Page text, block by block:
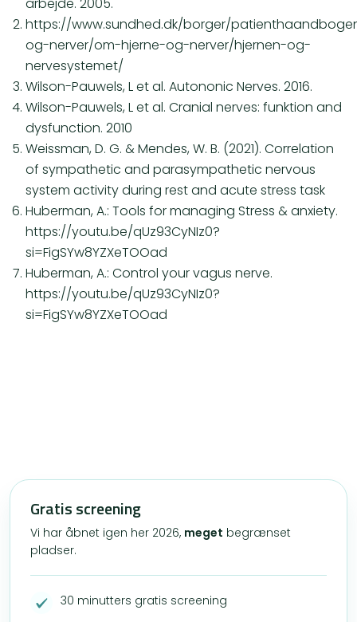
arbejde. 2005.
https://www.sundhed.dk/borger/
og-nerver/om-hjerne-og-nerver/hjernen-og-
nervesystemet/
Wilson-Pauwels, L et al. Autononic Nerves. 2016.
Wilson-Pauwels, L et al. Cranial nerves: funktion and
dysfunction. 2010
Weissman, D. G. & Mendes, W. B. (2021). Correlation
of sympathetic and parasympathetic nervous
system activity during rest and acute stress task
Huberman, A.: Tools for managing Stress & anxiety.
https://youtu.be/qUz93CyNIz0?
si=FigSYw8YZXeTOOad
Huberman, A.: Control your vagus nerve.
https://youtu.be/qUz93CyNIz0?
si=FigSYw8YZXeTOOad
Gratis screening
Vi har åbnet igen her 2026, meget begrænset
pladser.
30 minutters gratis screening